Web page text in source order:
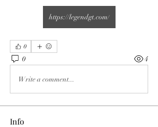
https://legendgt.com/
0
0 4
Write a comment...
Info